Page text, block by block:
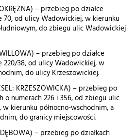
– przebieg po działce
70, od ulicy Wadowickiej, w kierunku
do zbiegu ulic Wadowickiej
– przebieg po działce
220/38, od ulicy Wadowickiej, w
do ulicy Krzeszowickiej.
KRZESZOWICKA) – przebieg po
o numerach 226 i 356, od zbiegu ulic
kierunku północno-wschodnim, a
do granicy miejscowości.
– przebieg po działkach